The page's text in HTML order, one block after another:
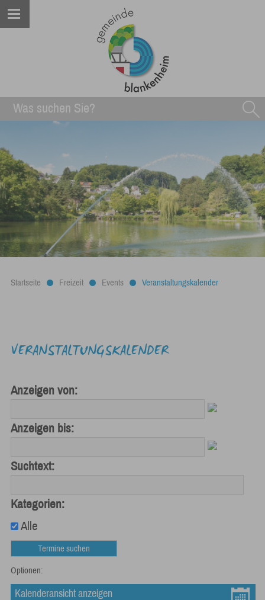
Startseite Freizeit Events Veranstaltungskalender
VERANSTALTUNGSKALENDER
Anzeigen von:
Anzeigen bis:
Suchtext:
Kategorien:
Alle
Optionen:
Kalenderansicht anzeigen